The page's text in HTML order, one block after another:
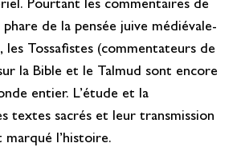
Pourtant les commentaires de
phare de la pensée juive médiévale-
les Tossafistes (commentateurs de
la Bible et le Talmud sont encore
entier. L’étude et la
textes sacrés et leur transmission
l’histoire.